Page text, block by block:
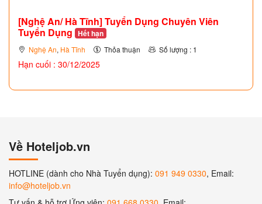
[Nghệ An/ Hà Tĩnh] Tuyển Dụng Chuyên Viên
Tuyển Dụng Hết hạn
Nghệ An, Hà Tĩnh Thỏa thuận Số lượng : 1
Hạn cuối : 30/12/2025
Về Hoteljob.vn
HOTLINE (dành cho Nhà Tuyển dụng): 091 949 0330, Email:
info@hoteljob.vn